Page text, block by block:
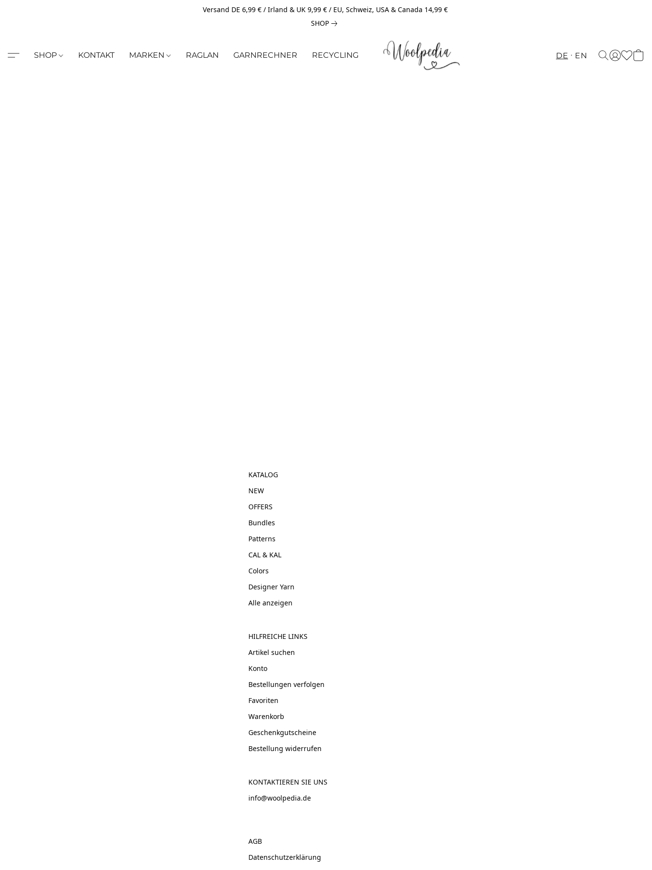
Versand DE 6,99 € / Irland & UK 9,99 € / EU, Schweiz, USA & Canada 14,99 €
SHOP
SHOP KONTAKT MARKEN RAGLAN GARNRECHNER RECYCLING DE EN
KATALOG
NEW
OFFERS
Bundles
Patterns
CAL & KAL
Colors
Designer Yarn
Alle anzeigen
HILFREICHE LINKS
Artikel suchen
Konto
Bestellungen verfolgen
Favoriten
Warenkorb
Geschenkgutscheine
Bestellung widerrufen
KONTAKTIEREN SIE UNS
info@woolpedia.de
AGB
Datenschutzerklärung